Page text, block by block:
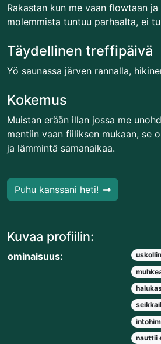
Rakastan kun me vaan flowtaan ja
molemmista tuntuu parhaalta, ei
Täydellinen treffipäivä
Yö saunassa järven rannalla,
Kokemus
Muistan erään illan jossa me
mentiin vaan fiiliksen mukaan, se
ja lämmintä samanaikaa.
Puhu kanssani heti!
Kuvaa profiilin:
ominaisuus:
nauttii